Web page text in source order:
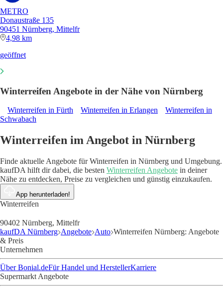
METRO
Donaustraße 135
90451 Nürnberg, Mittelfr
4,98 km
geöffnet
Winterreifen Angebote in der Nähe von Nürnberg
Winterreifen in Fürth Winterreifen in Erlangen
Winterreifen in
Schwabach
Winterreifen im Angebot in Nürnberg
Finde aktuelle Angebote für Winterreifen in Nürnberg und Umgebung.
kaufDA hilft dir dabei, die besten Winterreifen Angebote in deiner
Nähe zu entdecken, Preise zu vergleichen und günstig einzukaufen.
App herunterladen!
Winterreifen
90402 Nürnberg, Mittelfr
kaufDA Nürnberg Angebote Auto Winterreifen Nürnberg: Angebote
& Preis
Unternehmen
Über Bonial.deFür Handel und HerstellerKarriere
Supermarkt Angebote